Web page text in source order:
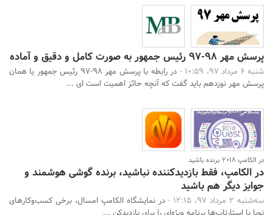
پرسش مهر 98-97 رئیس جمهور به صورت کامل و دقیق و آماده
شنبه 6 مرداد 97، 10:59 -
در رابطه با پرسش مهر 98-97 رئیس جمهور یا همان
پرسش مهر نوزدهم باید گفت که آنچه حائز اهمیت است ای ...
در الکامپ 2018 برنده باشید
در الکامپ، فقط بازدیدکننده نباشید، برنده گوشی هوشمند و
جوایز دیگر هم باشید
سه‌شنبه 2 مرداد 97، 12:15 -
در نمایشگاه الکامپ امسال، برخی کسب‌و‌کار‌های